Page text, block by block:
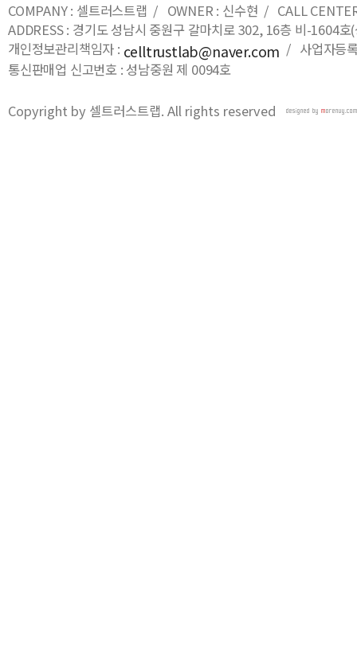
COMPANY : 셀트러스트랩 / OWNER : 신수현 / CALL
ADDRESS : 경기도 성남시 중원구 갈마치로 302, 16층 비-1604
개인정보관리책임자 : celltrustlab@naver.com / 사업자등
통신판매업 신고번호 : 성남중원 제 0094호
Copyright by 셀트러스트랩. All rights reserved